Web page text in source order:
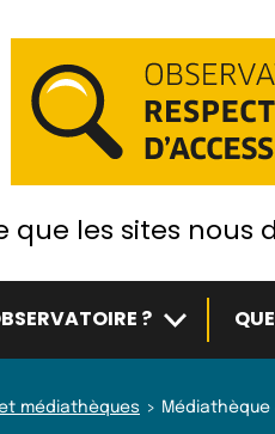
que les sites nous
? Sous-menu
médiathèques